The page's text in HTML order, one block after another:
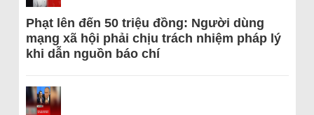
Phạt lên đến 50 triệu đồng: Người dùng
mạng xã hội phải chịu trách nhiệm pháp lý
khi dẫn nguồn báo chí